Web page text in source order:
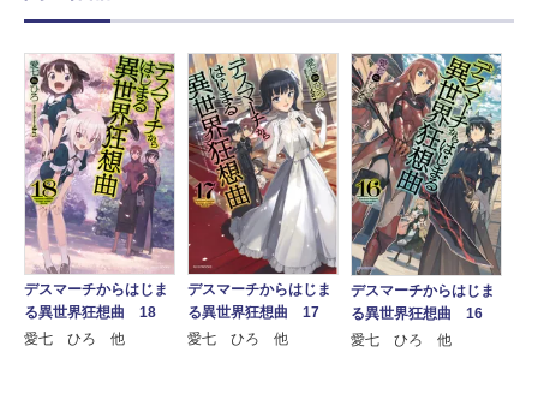
デスマーチからはじま
る異世界狂想曲 18
愛七 ひろ 他
デスマーチからはじま
る異世界狂想曲 17
愛七 ひろ 他
デスマーチからはじま
る異世界狂想曲 16
愛七 ひろ 他